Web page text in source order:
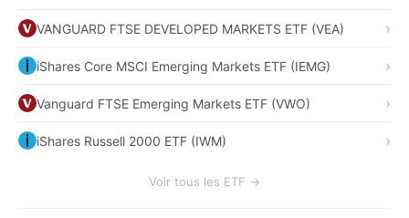
VANGUARD FTSE DEVELOPED MARKETS ETF (VEA)
iShares Core MSCI Emerging Markets ETF (IEMG)
Vanguard FTSE Emerging Markets ETF (VWO)
iShares Russell 2000 ETF (IWM)
Voir tous les ETF →